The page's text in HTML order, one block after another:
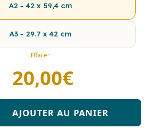
A2 - 42 x 59,4 cm
A3 - 29.7 x 42 cm
Effacer
20,00€
AJOUTER AU PANIER